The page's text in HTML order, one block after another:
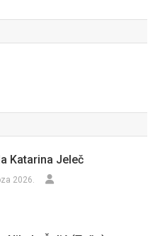
Katarina Jeleč
2026.